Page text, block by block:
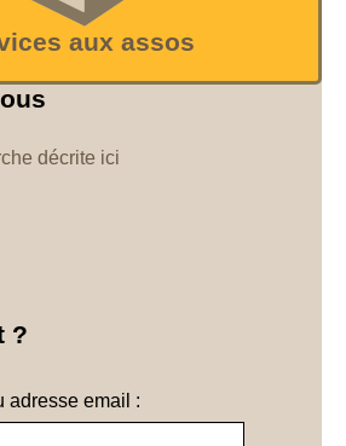
aux assos
décrite ici
?
adresse email :